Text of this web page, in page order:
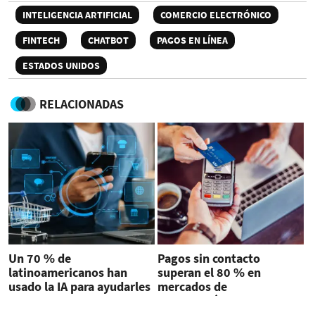
INTELIGENCIA ARTIFICIAL
COMERCIO ELECTRÓNICO
FINTECH
CHATBOT
PAGOS EN LÍNEA
ESTADOS UNIDOS
RELACIONADAS
Un 70 % de
latinoamericanos han
usado la IA para ayudarles
Pagos sin contacto
superan el 80 % en
mercados de
Centroamérica y el Caribe